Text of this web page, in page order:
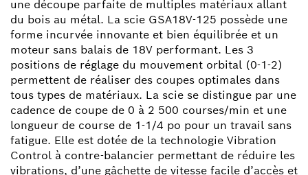
une découpe parfaite de multiples matériaux allant
du bois au métal. La scie GSA18V-125 possède une
forme incurvée innovante et bien équilibrée et un
moteur sans balais de 18V performant. Les 3
positions de réglage du mouvement orbital (0-1-2)
permettent de réaliser des coupes optimales dans
tous types de matériaux. La scie se distingue par une
cadence de coupe de 0 à 2 500 courses/min et une
longueur de course de 1-1/4 po pour un travail sans
fatigue. Elle est dotée de la technologie Vibration
Control à contre-balancier permettant de réduire les
vibrations, d’une gâchette de vitesse facile d’accès et